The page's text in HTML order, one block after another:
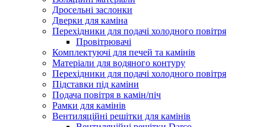
Дросельні заслонки
Дверки для каміна
Перехідники для подачі холодного повітря
Провітрювачі
Комплектуючі для печей та камінів
Матеріали для водяного контуру
Перехідники для подачі холодного повітря
Підставки під каміни
Подача повітря в камін/піч
Рамки для камінів
Вентиляційні решітки для камінів